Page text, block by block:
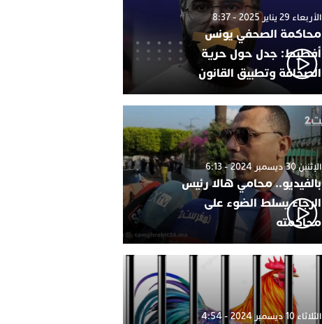
الأربعاء 29 يناير 2025 - 8:37
محاكمة الصحفي يونس
أفطيط: جدل حول حرية
الصحافة وتطبيق القانون
الإثنين 30 ديسمبر 2024 - 6:13
بالفيديو.. محامي هالا رئيس
الرجاء يسلط الضوء على
محاكمته
الثلاثاء 10 ديسمبر 2024 - 4:54